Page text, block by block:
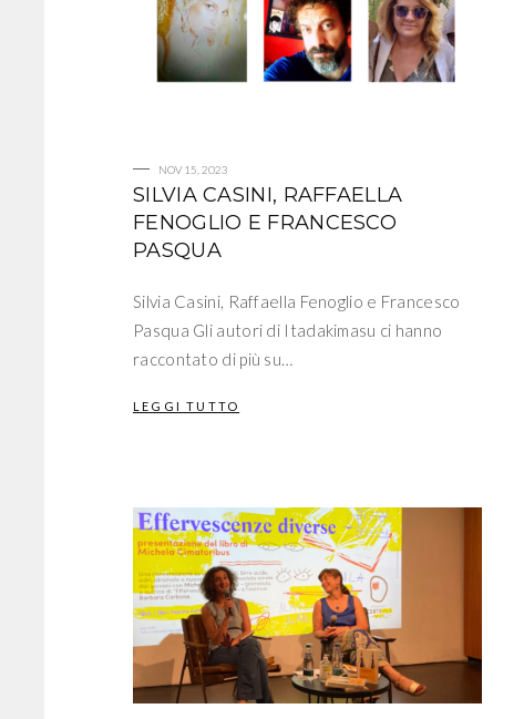
NOV 15, 2023
SILVIA CASINI, RAFFAELLA
FENOGLIO E FRANCESCO
PASQUA
Silvia Casini, Raffaella Fenoglio e Francesco
Pasqua Gli autori di Itadakimasu ci hanno
raccontato di più su…
LEGGI TUTTO